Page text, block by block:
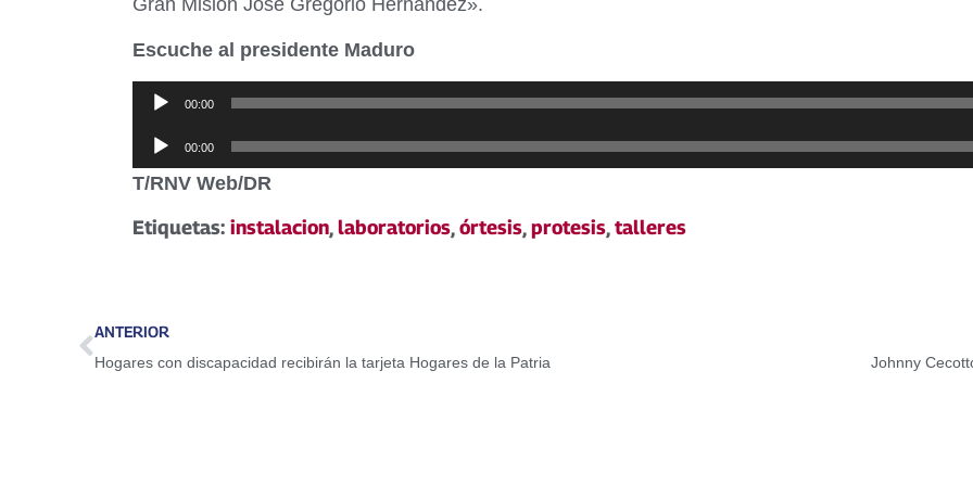
Escuche al presidente Maduro
Reproductor
audio
00:00
Reproductor
de
00:00
T/RNV Web/DR
Etiquetas: instalacion,laboratorios,órtesis,protesis,talleres
ANTERIOR
Hogares con discapacidad recibirán la tarjeta Hogares de la Patria Johnny